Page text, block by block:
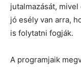
jutalmazását,
jó esély van arra,
is folytatni fogják.
A programjaik